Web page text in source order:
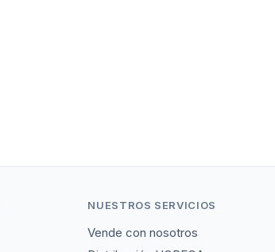
NUESTROS SERVICIOS
Vende con nosotros